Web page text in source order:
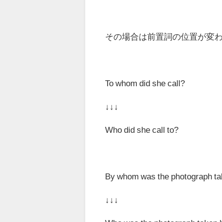
その場合は前置詞の位置が変わ
To whom did she call?
↓↓↓
Who did she callto?
By whom was the photograph
↓↓↓